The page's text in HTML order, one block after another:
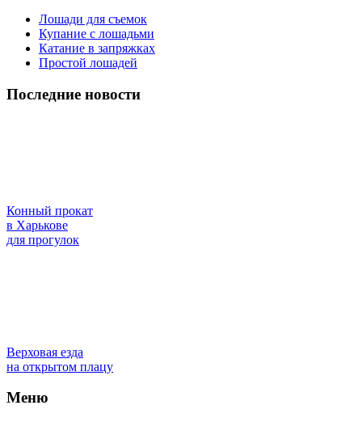
Лошади для съемок
Купание с лошадьми
Катание в запряжках
Простой лошадей
Последние новости
Конный прокат
в Харькове
для прогулок
Верховая езда
на открытом плацу
Меню